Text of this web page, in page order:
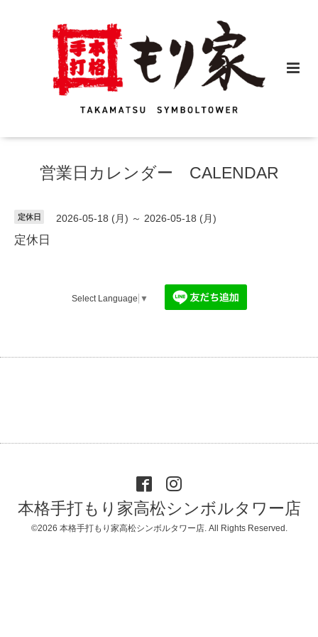
営業日カレンダー CALENDAR
定休日 2026-05-18 (月) ～ 2026-05-18 (月)
定休日
Select Language ▼
本格手打もり家高松シンボルタワー店
©2026 本格手打もり家高松シンボルタワー店. All Rights Reserved.